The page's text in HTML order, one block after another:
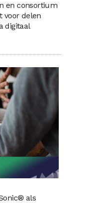
en consortium
voor delen
digitaal
als